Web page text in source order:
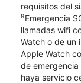
requisitos del
9Emergencia
llamadas wifi
Watch o de un
Apple Watch
de
haya servicio